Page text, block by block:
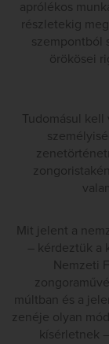
aprólékos
részletekig
szempontból
örökösei
Tudomásul kell
Mit jelent a
– kérdeztük a
Nemzeti
múltban és a
zenéje olyan
kísérletnek